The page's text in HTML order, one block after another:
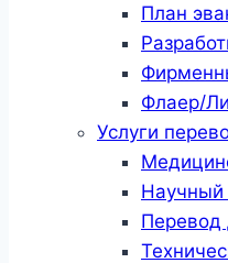
План
Флаер/
Услуги
Научный
Перевод